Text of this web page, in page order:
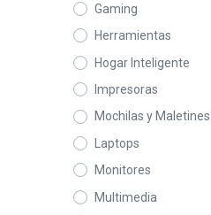
Gaming
Herramientas
Hogar Inteligente
Impresoras
Mochilas y Maletines
Laptops
Monitores
Multimedia